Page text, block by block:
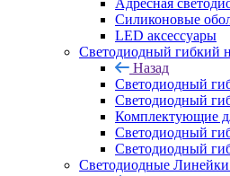
Адресная
Силиконовые
LED аксессуары
Светодиодный гибкий
Назад
Светодиодный
Светодиодный
Комплектующие
Светодиодный
Светодиодный
Светодиодные Линейки